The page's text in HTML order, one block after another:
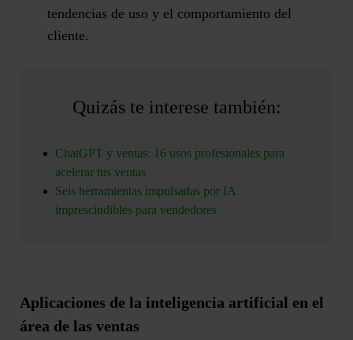
tendencias de uso y el comportamiento del
cliente.
Quizás te interese también:
ChatGPT y ventas: 16 usos profesionales para
acelerar tus ventas
Seis herramientas impulsadas por IA
imprescindibles para vendedores
Aplicaciones de la inteligencia artificial en el
área de las ventas